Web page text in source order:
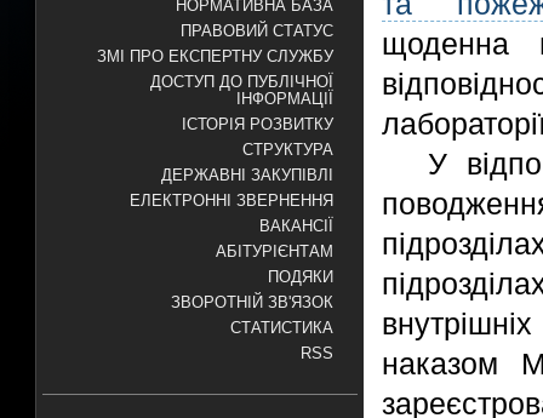
НОРМАТИВНА БАЗА
ПРАВОВИЙ СТАТУС
ЗМІ ПРО ЕКСПЕРТНУ СЛУЖБУ
ДОСТУП ДО ПУБЛІЧНОЇ
ІНФОРМАЦІЇ
ІСТОРІЯ РОЗВИТКУ
СТРУКТУРА
ДЕРЖАВНІ ЗАКУПІВЛІ
ЕЛЕКТРОННІ ЗВЕРНЕННЯ
ВАКАНСІЇ
АБІТУРІЄНТАМ
ПОДЯКИ
ЗВОРОТНІЙ ЗВ'ЯЗОК
СТАТИСТИКА
RSS
щоденна
У
наказом